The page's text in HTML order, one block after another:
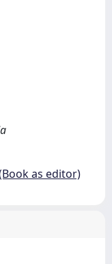
as editor)